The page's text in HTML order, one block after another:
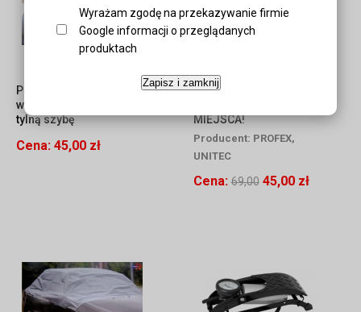
Wyrażam zgodę na przekazywanie firmie
Google informacji o przeglądanych
produktach
Zapisz i zamknij
Powiększająca kąt
widzenia SOCZEWKA na
tylną szybę
Cena: 45,00 zł
MOCNY WIESZAK UCHWYT
MIEJSCA!
Producent: PROFEX,
UNITEC
Cena:69,00 45,00 zł